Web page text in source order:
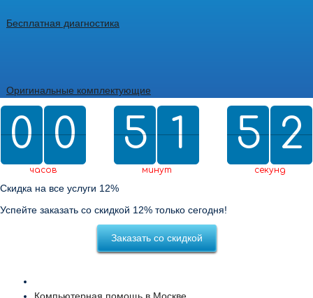
Бесплатная диагностика
Оригинальные комплектующие
0
0 0
0
часов
5
5 2
1
1
2
минут
0
5
5
0 2
1
1
2
секунд
Скидка на все услуги 12%
Успейте заказать со скидкой 12% только сегодня!
Заказать со скидкой